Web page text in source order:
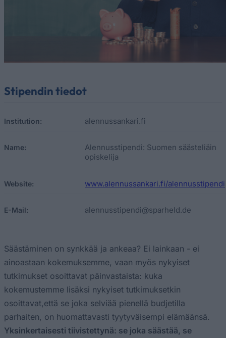
Stipendin tiedot
Institution: alennussankari.fi
Name:
Alennusstipendi: Suomen säästeliäin
opiskelija
Website: www.alennussankari.fi/alennusstipendi
E-Mail: alennusstipendi@sparheld.de
Säästäminen on synkkää ja ankeaa? Ei lainkaan - ei
ainoastaan kokemuksemme, vaan myös nykyiset
tutkimukset osoittavat päinvastaista: kuka
kokemustemme lisäksi nykyiset tutkimuksetkin
osoittavat,että se joka selviää pienellä budjetilla
parhaiten, on huomattavasti tyytyväisempi elämäänsä.
Yksinkertaisesti tiivistettynä: se joka säästää, se